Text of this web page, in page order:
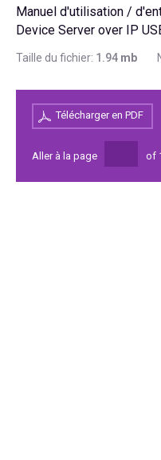
Manuel d'utilisation /
Device Server over IP
Taille du fichier: 1.94 mb
Télécharger en PDF
Aller à la page of